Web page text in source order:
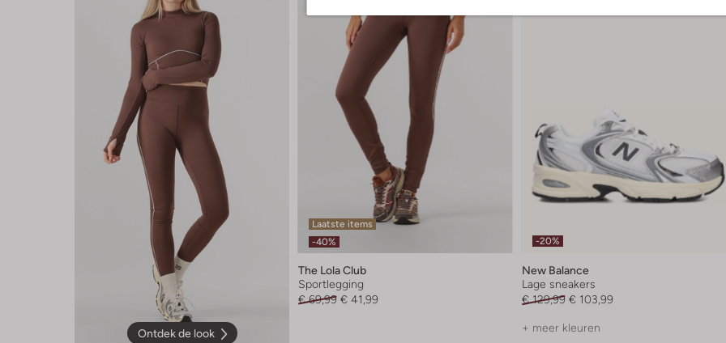
Ontdek de look
Laatste items
-40%
The Lola Club
Sportlegging
€ 69,99 € 41,99
-20%
New Balance
Lage sneakers
€ 129,99 € 103,99
+ meer kleuren